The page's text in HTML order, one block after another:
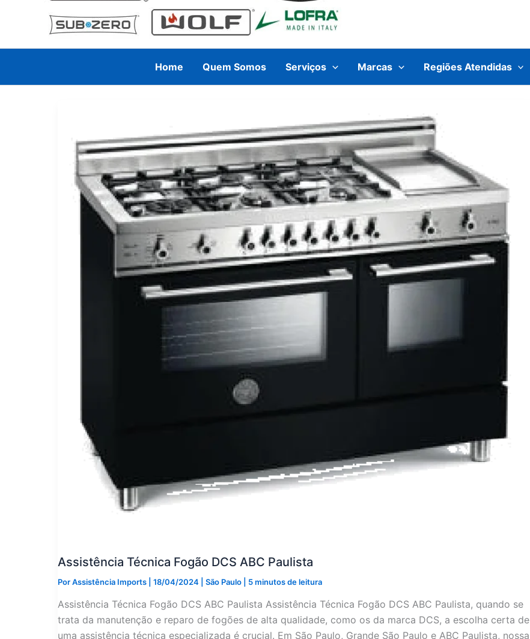
Home Quem Somos Serviços Marcas Regiões Atendidas
Assistência Técnica Fogão DCS ABC Paulista
PorAssistência Imports 18/04/2024 São Paulo 5 minutos de leitura
Assistência Técnica Fogão DCS ABC Paulista Assistência Técnica Fogão DCS ABC Paulista, quando se
trata da manutenção e reparo de fogões de alta qualidade, como os da marca DCS, a escolha certa de
uma assistência técnica especializada é crucial. Em São Paulo, Grande São Paulo e ABC Paulista, nossa